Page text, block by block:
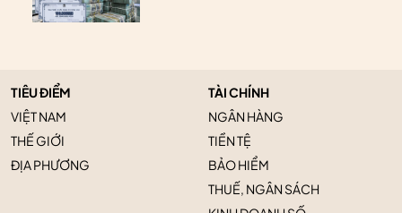
TIÊU ĐIỂM
VIỆT NAM
THẾ GIỚI
ĐỊA PHƯƠNG
TÀI CHÍNH
NGÂN HÀNG
TIỀN TỆ
BẢO HIỂM
THUẾ, NGÂN SÁCH